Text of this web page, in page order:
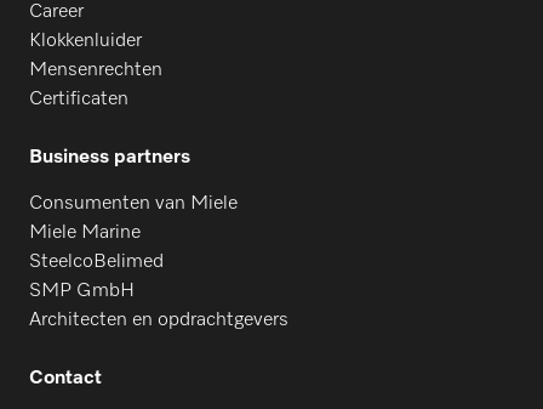
Career
Klokkenluider
Mensenrechten
Certificaten
Business partners
Consumenten van Miele
Miele Marine
SteelcoBelimed
SMP GmbH
Architecten en opdrachtgevers
Contact